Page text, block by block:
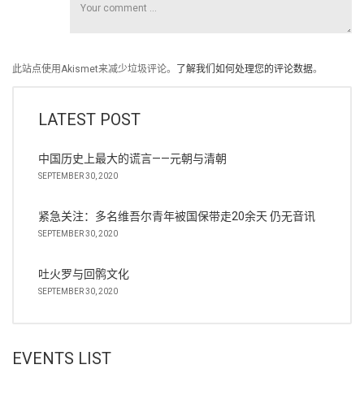
此站点使用Akismet来减少垃圾评论。 了解我们如何处理您的评论数据。
LATEST POST
中国历史上最大的谎言——元朝与清朝
SEPTEMBER 30, 2020
紧急关注：多名维吾尔青年被国保带走20余天 仍无音讯
SEPTEMBER 30, 2020
吐火罗与回鹘文化
SEPTEMBER 30, 2020
EVENTS LIST